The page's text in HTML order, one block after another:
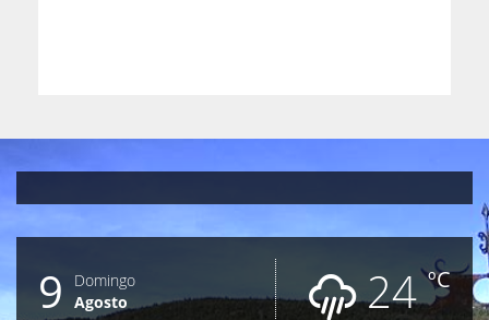
ºC
24
9
Domingo
Agosto